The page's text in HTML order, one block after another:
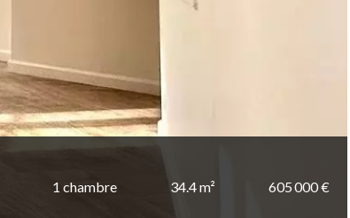
1 chambre 34.4 m² 605 000 €